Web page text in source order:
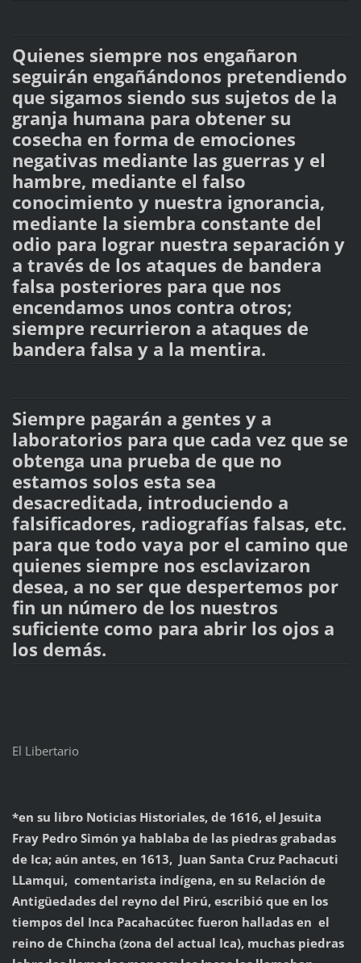
Quienes siempre nos engañaron
seguirán engañándonos pretendiendo
que sigamos siendo sus sujetos de la
granja humana para obtener su
cosecha en forma de emociones
negativas mediante las guerras y el
hambre, mediante el falso
conocimiento y nuestra ignorancia,
mediante la siembra constante del
odio para lograr nuestra separación y
a través de los ataques de bandera
falsa posteriores para que nos
encendamos unos contra otros;
siempre recurrieron a ataques de
bandera falsa y a la mentira.
Siempre pagarán a gentes y a
laboratorios para que cada vez que se
obtenga una prueba de que no
estamos solos esta sea
desacreditada, introduciendo a
falsificadores, radiografías falsas, etc.
para que todo vaya por el camino que
quienes siempre nos esclavizaron
desea, a no ser que despertemos por
fin un número de los nuestros
suficiente como para abrir los ojos a
los demás.
El Libertario
*en su libro Noticias Historiales, de 1616, el Jesuita
Fray Pedro Simón ya hablaba de las piedras grabadas
de Ica; aún antes, en 1613, Juan Santa Cruz Pachacuti
LLamqui, comentarista indígena, en su Relación de
Antigüedades del reyno del Pirú, escribió que en los
tiempos del Inca Pacahacútec fueron halladas en el
reino de Chincha (zona del actual Ica), muchas piedras